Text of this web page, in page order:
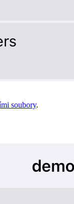
soubory.